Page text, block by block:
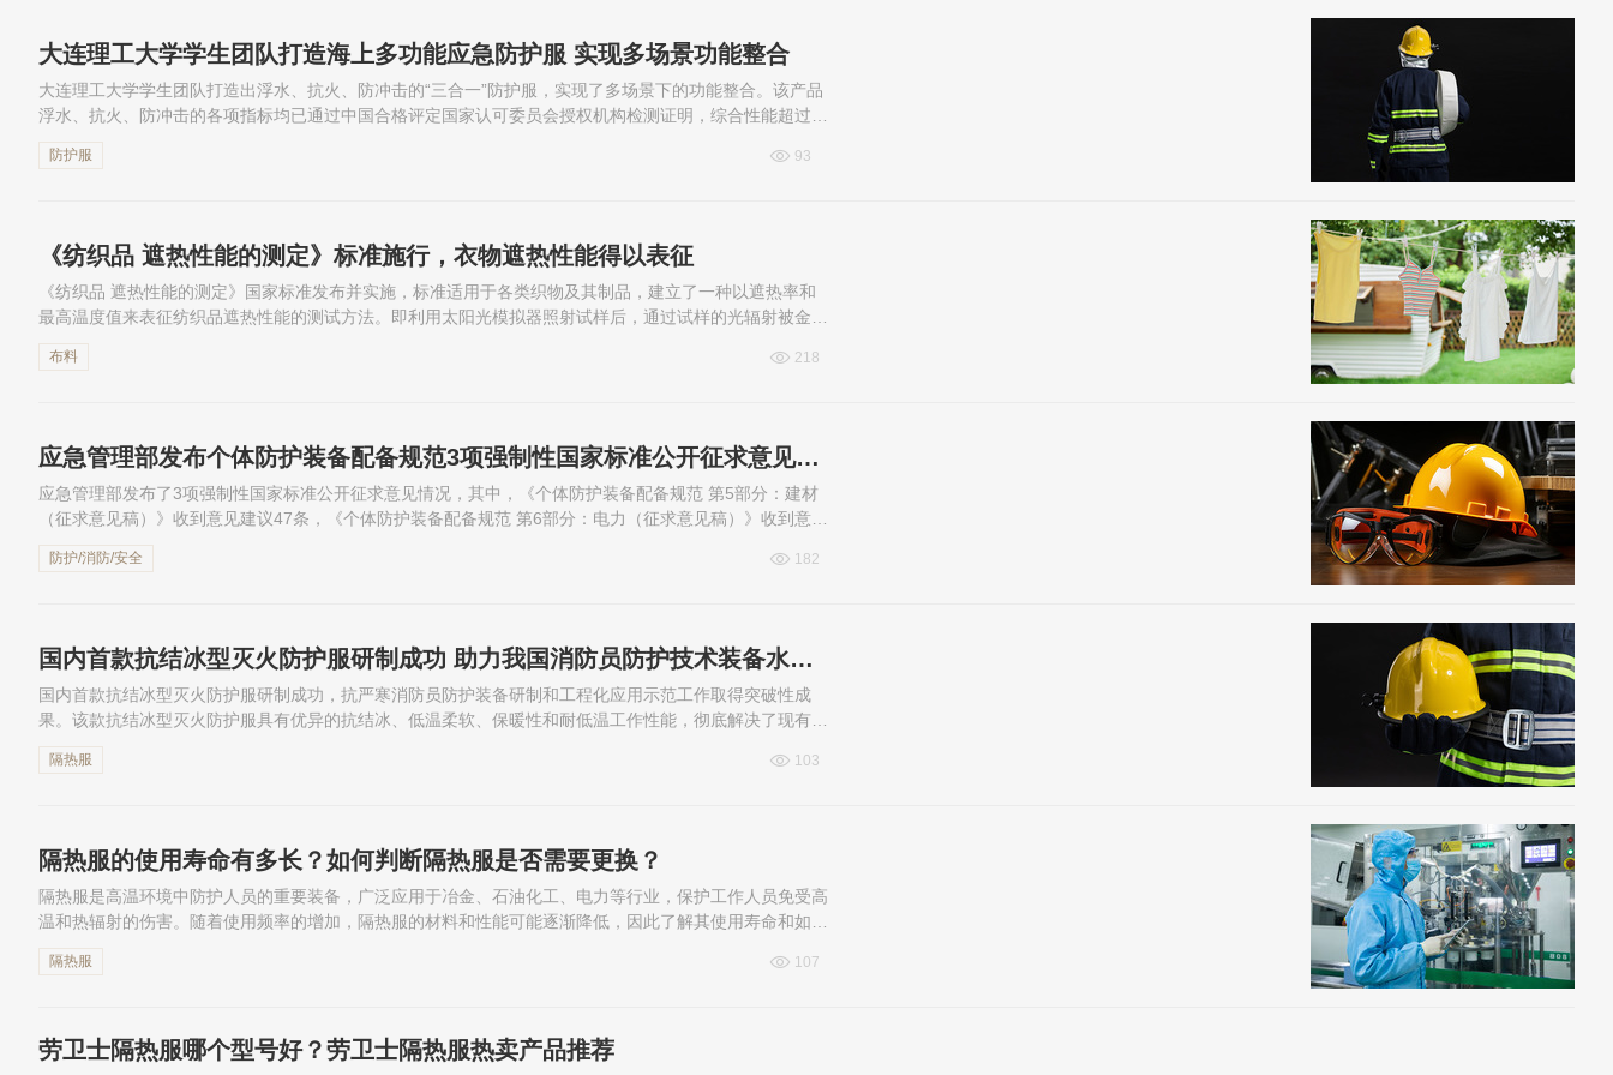
大连理工大学学生团队打造海上多功能应急防护服 实现多场景功能整合
大连理工大学学生团队打造出浮水、抗火、防冲击的“三合一”防护服，实现了多场景下的功能整合。该产品
浮水、抗火、防冲击的各项指标均已通过中国合格评定国家认可委员会授权机构检测证明，综合性能超过市
防护服 93
《纺织品 遮热性能的测定》标准施行，衣物遮热性能得以表征
《纺织品 遮热性能的测定》国家标准发布并实施，标准适用于各类织物及其制品，建立了一种以遮热率和
最高温度值来表征纺织品遮热性能的测试方法。即利用太阳光模拟器照射试样后，通过试样的光辐射被金属
布料 218
应急管理部发布个体防护装备配备规范3项强制性国家标准公开征求意见情况
应急管理部发布了3项强制性国家标准公开征求意见情况，其中，《个体防护装备配备规范 第5部分：建材
（征求意见稿）》收到意见建议47条，《个体防护装备配备规范 第6部分：电力（征求意见稿）》收到意见
防护/消防/安全 182
国内首款抗结冰型灭火防护服研制成功 助力我国消防员防护技术装备水平提升
国内首款抗结冰型灭火防护服研制成功，抗严寒消防员防护装备研制和工程化应用示范工作取得突破性成
果。该款抗结冰型灭火防护服具有优异的抗结冰、低温柔软、保暖性和耐低温工作性能，彻底解决了现有防
提...
隔热服 103
隔热服的使用寿命有多长？如何判断隔热服是否需要更换？
隔热服是高温环境中防护人员的重要装备，广泛应用于冶金、石油化工、电力等行业，保护工作人员免受高
温和热辐射的伤害。随着使用频率的增加，隔热服的材料和性能可能逐渐降低，因此了解其使用寿命和如何
隔热服 107
劳卫士隔热服哪个型号好？劳卫士隔热服热卖产品推荐